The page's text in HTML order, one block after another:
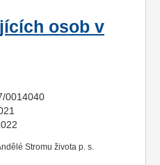
osob v
0014040
Stromu života p. s.